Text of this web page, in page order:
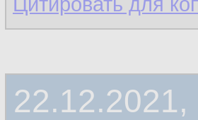
22.12.2021,